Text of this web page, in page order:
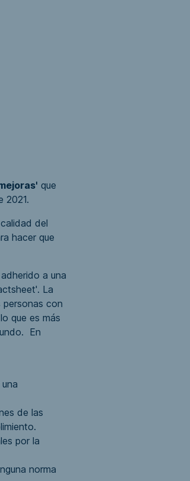
' que
2021.
del
hacer que
a una
. La
con
que es más
En
de las
por la
norma